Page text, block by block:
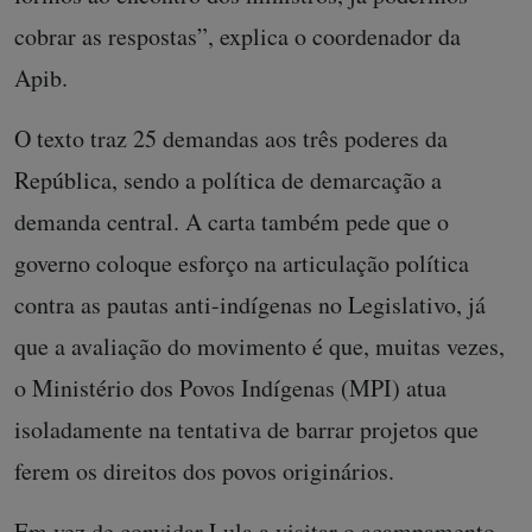
cobrar as respostas”, explica o coordenador da
Apib.
O texto traz 25 demandas aos três poderes da
República, sendo a política de demarcação a
demanda central. A carta também pede que o
governo coloque esforço na articulação política
contra as pautas anti-indígenas no Legislativo, já
que a avaliação do movimento é que, muitas vezes,
o Ministério dos Povos Indígenas (MPI) atua
isoladamente na tentativa de barrar projetos que
ferem os direitos dos povos originários.